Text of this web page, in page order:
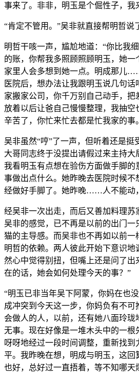
事来了。非非，明玉是个倔性子，
“肯定不管用。”吴非就直接帮明哲说
明哲干咳一声，尴尬地道：“你比我
的账，你帮我多照顾照顾明玉，她一
家里人会多想到她一点。明成那儿
医院后，想办法让我跟明玉说几句
家搬家公司，你千万别自己动手，把
放着以后让爸自己慢慢整理，我抽空
辛苦了，你忙来忙去都是忙我家的事
吴非虽然“哼”了一声，但听着还是挺
大哥同志终于没提出请假过来主持大
我看明玉有点想在验伤方面做手脚的
事做出点什么。她昨晚去医院时候不
经做好手脚了。她昨晚……人不能动
经吴非一次出走，而后又善加料理苏
吴非的感觉，已不再是以前的出门一
猫的主导感。而吴非也不再如以前一
明哲的依赖。两人彼此开始下意识地
然心中觉得别扭，但嘴上还是问了出
在的话，她会如何处理今天的事？”
“明玉已非当年吴下阿蒙，你妈在也
成冲突到今天这一步，你妈负有不
会做人的人，以前，还有她八面玲珑
无事。现在好像是一堆木头中的一根
呀呀地经过一段时间调整，重新找
平。我昨晚在想，明成与明玉，这回
也好，总好过一直捂着，等不知哪天